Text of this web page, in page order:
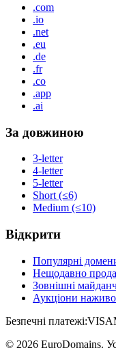
.com
.io
.net
.eu
.de
.fr
.co
.app
.ai
За довжиною
3-letter
4-letter
5-letter
Short (≤6)
Medium (≤10)
Відкрити
Популярні
Нещодавно
Зовнішні
Аукціони наживо
Безпечні платежі:VISA
© 2026 EuroDomains.